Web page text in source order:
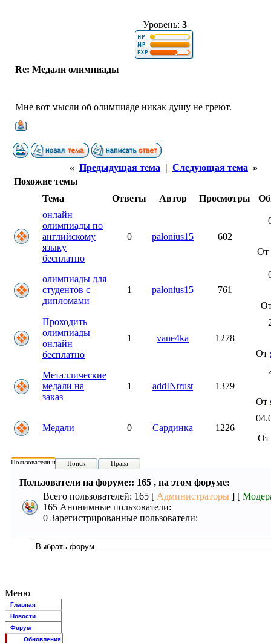
Уровень: 3
Re: Медали олимпиады
Мне вот мысли об олимпиаде никак душу не греют.
« Предыдущая тема | Следующая тема »
Похожие темы
Тема
Ответы Автор Просмотры
онлайн
олимпиады по
английскому
языку
бесплатно
0 palonius15 602
От
олимпиады для
студентов с
дипломами
1 palonius15 761
Проходить
олимпиады
онлайн
бесплатно
1 vane4ka 1278
От
Металлические
медали на
заказ
1 addINtrust 1379
От
Медали 0 Сардинка 1226
От
Пользователи на форуме:
Поиск Права
Пользователи на форуме:: 165 , на этом форуме:
Всего пользователей: 165 [ Администраторы ] [
165 Анонимные пользователи:
0 Зарегистрированные пользователи:
Меню
Главная
Новости
Форум
Обновления